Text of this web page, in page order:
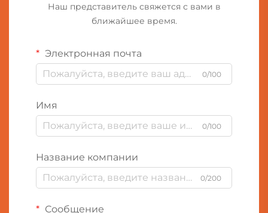
Наш представитель свяжется с вами в
ближайшее время.
Электронная почта
0/100
Имя
0/100
Название компании
0/200
Сообщение